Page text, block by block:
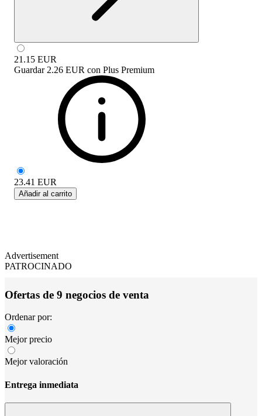
21.15 EUR
Guardar 2.26 EUR con Plus Premium
23.41 EUR
Añadir al carrito
Advertisement
PATROCINADO
Ofertas de 9 negocios de venta
Ordenar por:
Mejor precio
Mejor valoración
Entrega inmediata